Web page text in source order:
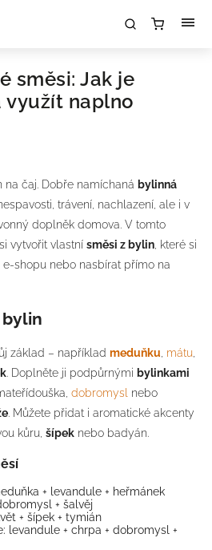
směsi: Jak je
využít naplno
na čaj. Dobře namíchaná bylinná
trávení, nachlazení, ale i v
doplněk domova. V tomto
vytvořit vlastní směsi z bylin , které si
shopu nebo nasbírat přímo na
základ – například meduňku mátu
. Doplněte ji podpůrnými bylinkami
dobromysl
nebo
. Můžete přidat i aromatické akcenty
kůru, šípek nebo badyán.
+ levandule + heřmánek
+ šalvěj
+ šípek + tymián
levandule + chrpa + dobromysl +